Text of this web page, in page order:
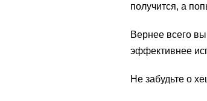
получится, а
Вернее всего
эффективнее
Не забудьте о